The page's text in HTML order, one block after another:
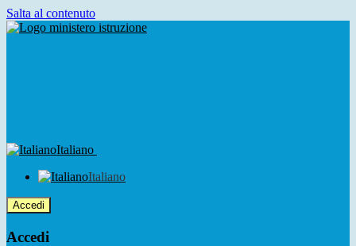
Salta al contenuto
Italiano
Italiano
Accedi
Accedi